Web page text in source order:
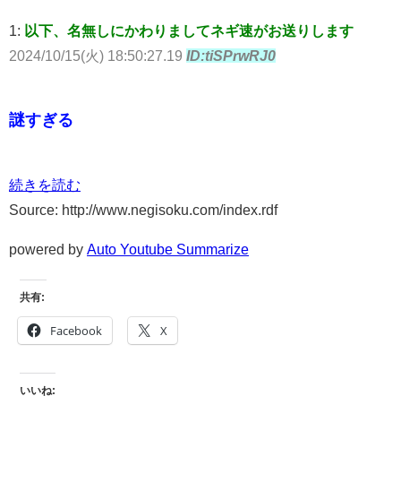
1: 以下、名無しにかわりましてネギ速がお送りします
2024/10/15(火) 18:50:27.19 ID:tiSPrwRJ0
謎すぎる
続きを読む
Source: http://www.negisoku.com/index.rdf
powered by Auto Youtube Summarize
共有:
Facebook X
いいね: